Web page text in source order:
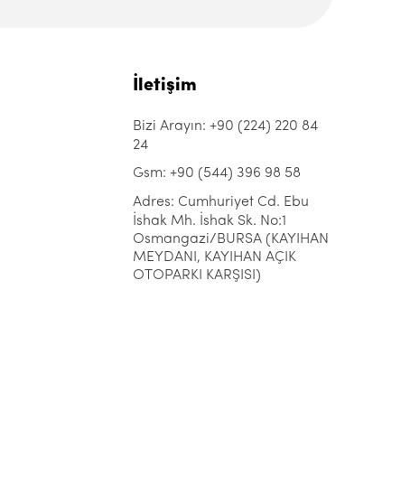
İletişim
Bizi Arayın: +90 (224) 220 84
24
Gsm: +90 (544) 396 98 58
Adres: Cumhuriyet Cd. Ebu
İshak Mh. İshak Sk. No:1
Osmangazi/BURSA (KAYIHAN
MEYDANI, KAYIHAN AÇIK
OTOPARKI KARŞISI)